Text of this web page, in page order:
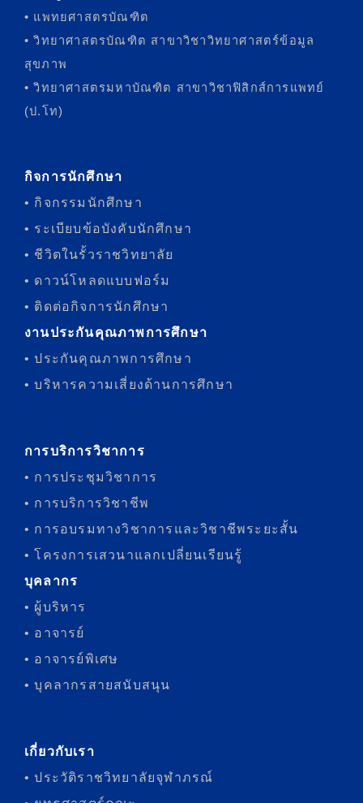
• แพทยศาสตรบัณฑิต
• วิทยาศาสตรบัณฑิต สาขาวิชาวิทยาศาสตร์ข้อมูล
สุขภาพ
• วิทยาศาสตรมหาบัณฑิต สาขาวิชาฟิสิกส์การแพทย์
(ป.โท)
กิจการนักศึกษา
• กิจกรรมนักศึกษา
• ระเบียบข้อบังคับนักศึกษา
• ชีวิตในรั้วราชวิทยาลัย
• ดาวน์โหลดแบบฟอร์ม
• ติดต่อกิจการนักศึกษา
งานประกันคุณภาพการศึกษา
• ประกันคุณภาพการศึกษา
• บริหารความเสี่ยงด้านการศึกษา
การบริการวิชาการ
• การประชุมวิชาการ
• การบริการวิชาชีพ
• การอบรมทางวิชาการและวิชาชีพระยะสั้น
• โครงการเสวนาแลกเปลี่ยนเรียนรู้
บุคลากร
• ผู้บริหาร
• อาจารย์
• อาจารย์พิเศษ
• บุคลากรสายสนับสนุน
เกี่ยวกับเรา
• ประวัติราชวิทยาลัยจุฬาภรณ์